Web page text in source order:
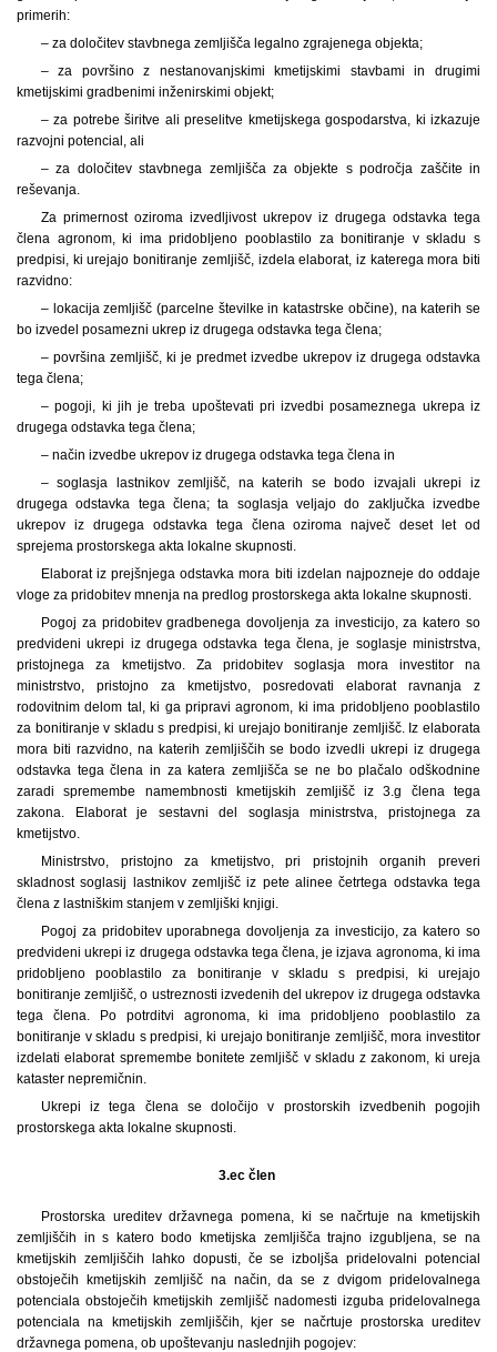
primerih:
– za določitev stavbnega zemljišča legalno zgrajenega objekta;
– za površino z nestanovanjskimi kmetijskimi stavbami in drugimi
kmetijskimi gradbenimi inženirskimi objekt;
– za potrebe širitve ali preselitve kmetijskega gospodarstva, ki izkazuje
razvojni potencial, ali
– za določitev stavbnega zemljišča za objekte s področja zaščite in
reševanja.
Za primernost oziroma izvedljivost ukrepov iz drugega odstavka tega
člena agronom, ki ima pridobljeno pooblastilo za bonitiranje v skladu s
predpisi, ki urejajo bonitiranje zemljišč, izdela elaborat, iz katerega mora biti
razvidno:
– lokacija zemljišč (parcelne številke in katastrske občine), na katerih se
bo izvedel posamezni ukrep iz drugega odstavka tega člena;
– površina zemljišč, ki je predmet izvedbe ukrepov iz drugega odstavka
tega člena;
– pogoji, ki jih je treba upoštevati pri izvedbi posameznega ukrepa iz
drugega odstavka tega člena;
– način izvedbe ukrepov iz drugega odstavka tega člena in
– soglasja lastnikov zemljišč, na katerih se bodo izvajali ukrepi iz
drugega odstavka tega člena; ta soglasja veljajo do zaključka izvedbe
ukrepov iz drugega odstavka tega člena oziroma največ deset let od
sprejema prostorskega akta lokalne skupnosti.
Elaborat iz prejšnjega odstavka mora biti izdelan najpozneje do oddaje
vloge za pridobitev mnenja na predlog prostorskega akta lokalne skupnosti.
Pogoj za pridobitev gradbenega dovoljenja za investicijo, za katero so
predvideni ukrepi iz drugega odstavka tega člena, je soglasje ministrstva,
pristojnega za kmetijstvo. Za pridobitev soglasja mora investitor na
ministrstvo, pristojno za kmetijstvo, posredovati elaborat ravnanja z
rodovitnim delom tal, ki ga pripravi agronom, ki ima pridobljeno pooblastilo
za bonitiranje v skladu s predpisi, ki urejajo bonitiranje zemljišč. Iz elaborata
mora biti razvidno, na katerih zemljiščih se bodo izvedli ukrepi iz drugega
odstavka tega člena in za katera zemljišča se ne bo plačalo odškodnine
zaradi spremembe namembnosti kmetijskih zemljišč iz 3.g člena tega
zakona. Elaborat je sestavni del soglasja ministrstva, pristojnega za
kmetijstvo.
Ministrstvo, pristojno za kmetijstvo, pri pristojnih organih preveri
skladnost soglasij lastnikov zemljišč iz pete alinee četrtega odstavka tega
člena z lastniškim stanjem v zemljiški knjigi.
Pogoj za pridobitev uporabnega dovoljenja za investicijo, za katero so
predvideni ukrepi iz drugega odstavka tega člena, je izjava agronoma, ki ima
pridobljeno pooblastilo za bonitiranje v skladu s predpisi, ki urejajo
bonitiranje zemljišč, o ustreznosti izvedenih del ukrepov iz drugega odstavka
tega člena. Po potrditvi agronoma, ki ima pridobljeno pooblastilo za
bonitiranje v skladu s predpisi, ki urejajo bonitiranje zemljišč, mora investitor
izdelati elaborat spremembe bonitete zemljišč v skladu z zakonom, ki ureja
kataster nepremičnin.
Ukrepi iz tega člena se določijo v prostorskih izvedbenih pogojih
prostorskega akta lokalne skupnosti.
3.ec člen
Prostorska ureditev državnega pomena, ki se načrtuje na kmetijskih
zemljiščih in s katero bodo kmetijska zemljišča trajno izgubljena, se na
kmetijskih zemljiščih lahko dopusti, če se izboljša pridelovalni potencial
obstoječih kmetijskih zemljišč na način, da se z dvigom pridelovalnega
potenciala obstoječih kmetijskih zemljišč nadomesti izguba pridelovalnega
potenciala na kmetijskih zemljiščih, kjer se načrtuje prostorska ureditev
državnega pomena, ob upoštevanju naslednjih pogojev: